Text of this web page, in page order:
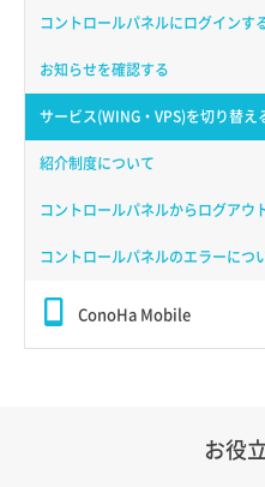
コントロールパネルにログインす
お知らせを確認する
サービス(WING・VPS)を切り替え
紹介制度について
コントロールパネルからログアウ
コントロールパネルのエラーにつ
ConoHa Mobile
お役